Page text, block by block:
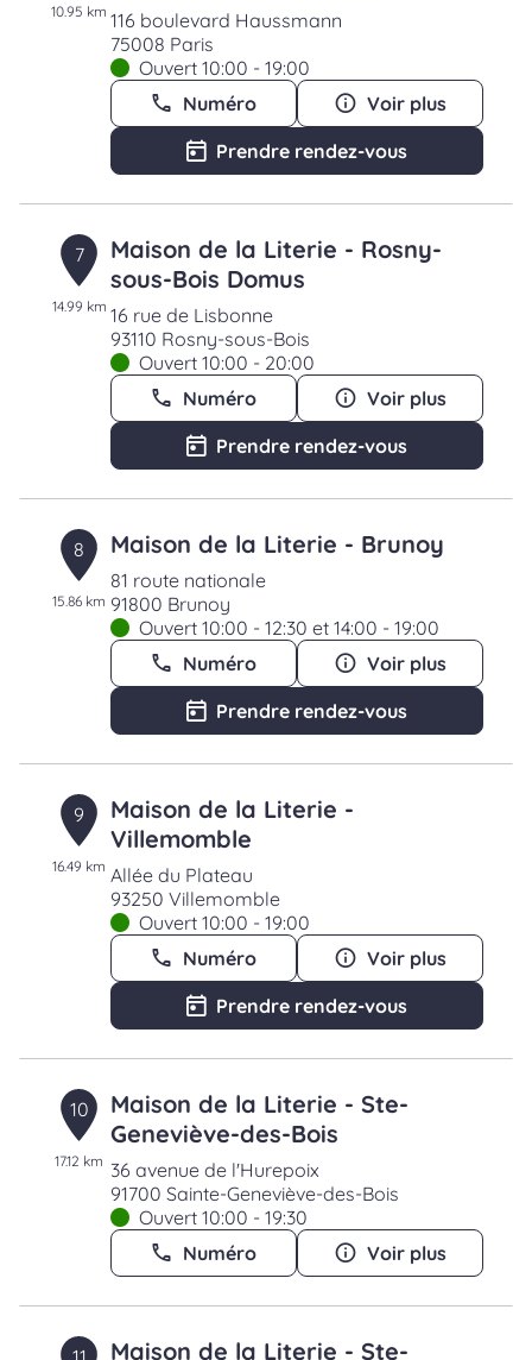
10.95 km 116 boulevard Haussmann
75008 Paris
Ouvert 10:00 - 19:00
Numéro
Voir plus
Prendre rendez-vous
7
14.99 km
Maison de la Literie - Rosny-
sous-Bois Domus
16 rue de Lisbonne
93110 Rosny-sous-Bois
Ouvert 10:00 - 20:00
Numéro
Voir plus
Prendre rendez-vous
8
15.86 km
Maison de la Literie - Brunoy
81 route nationale
91800 Brunoy
Ouvert 10:00 - 12:30 et 14:00 - 19:00
Numéro
Voir plus
Prendre rendez-vous
9
16.49 km
Maison de la Literie -
Villemomble
Allée du Plateau
93250 Villemomble
Ouvert 10:00 - 19:00
Numéro
Voir plus
Prendre rendez-vous
10
17.12 km
Maison de la Literie - Ste-
Geneviève-des-Bois
36 avenue de l'Hurepoix
91700 Sainte-Geneviève-des-Bois
Ouvert 10:00 - 19:30
Numéro
Voir plus
Maison de la Literie - Ste-